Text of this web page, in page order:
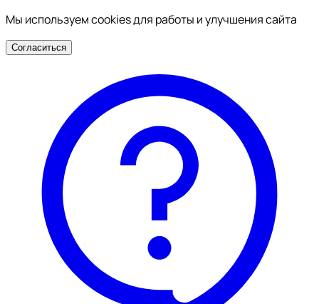
Мы используем cookies для работы и улучшения сайта
Согласиться